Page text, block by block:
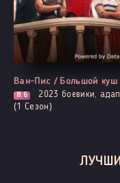
Все серии
Ван-Пис / Большой куш
8.6 2023 боевики, адаптация манги, комедия, криминал,
(1 Сезон)